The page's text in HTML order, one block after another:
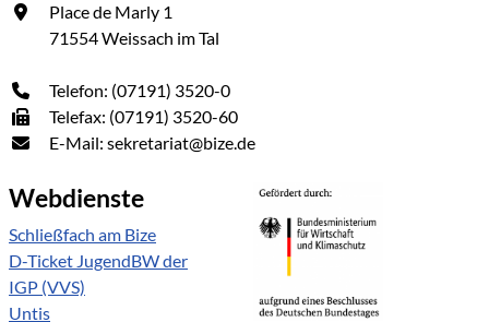
Place de Marly 1
71554 Weissach im Tal
Telefon: (07191) 3520-0
Telefax: (07191) 3520-60
E-Mail: sekretariat@bize.de
Webdienste
Schließfach am Bize
D-Ticket JugendBW der
IGP (VVS)
Untis